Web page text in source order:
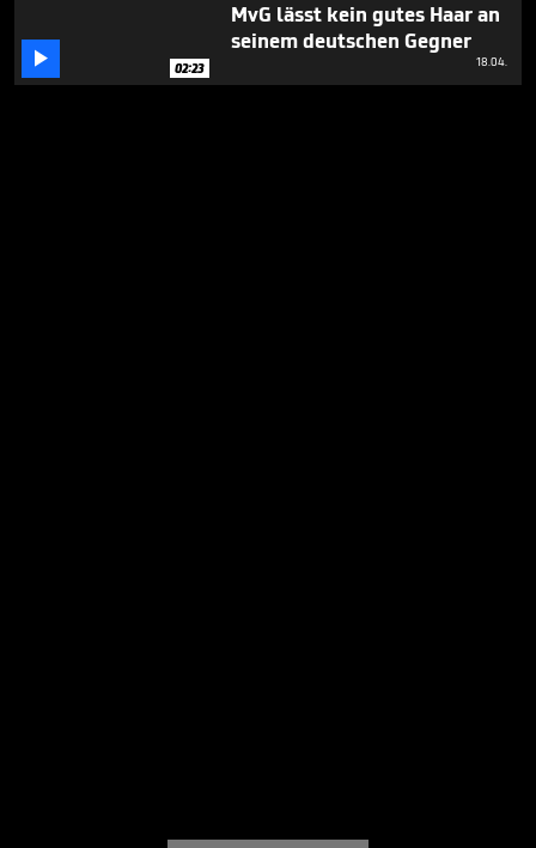
 02:23
MvG lässt kein gutes Haar an
seinem deutschen Gegner
18.04.